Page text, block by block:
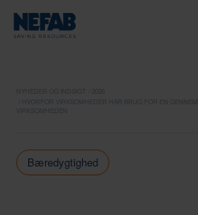
HVORFOR VIRKSOMHEDER HAR BRUG FOR EN
VIRKSOMHEDEN
Bæredygtighed